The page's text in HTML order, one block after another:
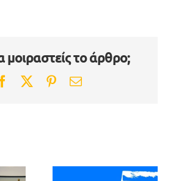
μοιραστείς το άρθρο;
Facebook
TwitterPinterest
Email